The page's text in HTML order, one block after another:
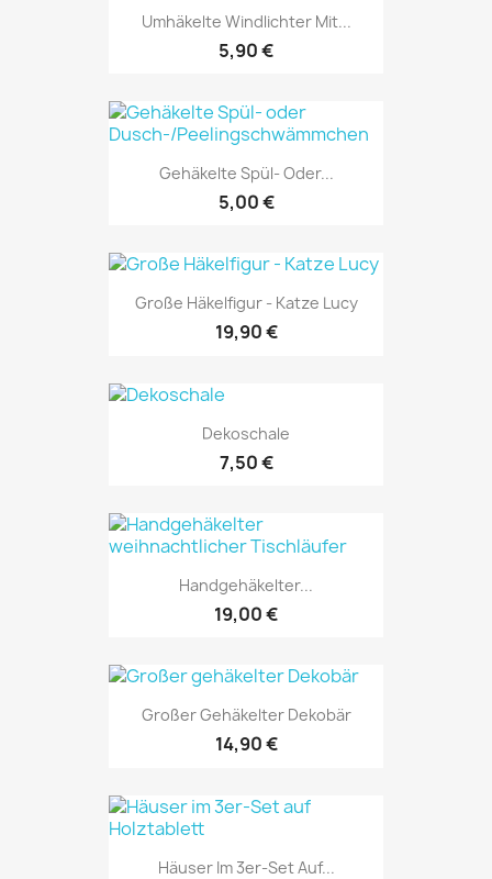
Umhäkelte Windlichter Mit...
5,90 €
Gehäkelte Spül- Oder...
5,00 €
Große Häkelfigur - Katze Lucy
19,90 €
Dekoschale
7,50 €
Handgehäkelter...
19,00 €
Großer Gehäkelter Dekobär
14,90 €
Häuser Im 3er-Set Auf...